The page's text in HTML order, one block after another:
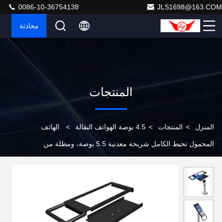
JLS1698@163.COM
0086-10-36754138
محادثة
المنتجات
المنزل > المنتجات > 4.5 بوصة الهواتف النقالة > الهاتف
المحمول تحيط الكامل شريحة معدنية 5.5 بوصة، ومظلة من